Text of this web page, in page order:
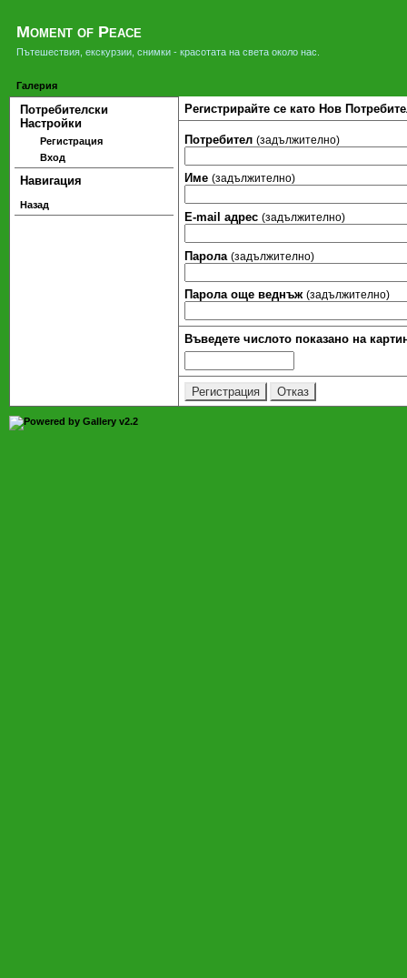
Moment of Peace
Пътешествия, екскурзии, снимки - красотата на света около нас.
Галерия
Потребителски
Настройки
Регистрация
Вход
Навигация
Назад
Регистрирайте се като Нов
Потребител (задължително)
Име (задължително)
Е-mail адрес (задължително)
Парола (задължително)
Парола още веднъж (задължително)
Въведете числото показано на